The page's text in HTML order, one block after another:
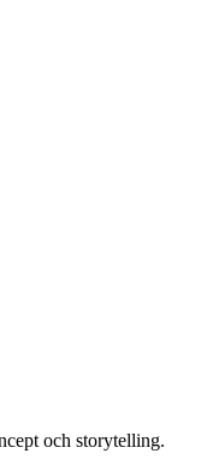
och storytelling.